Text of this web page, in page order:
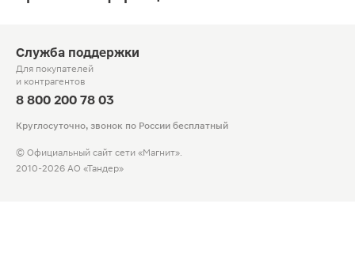
Служба поддержки
Для покупателей
и контрагентов
8 800 200 78 03
Круглосуточно, звонок по России бесплатный
© Официальный сайт сети «Магнит».
2010-2026 АО «Тандер»